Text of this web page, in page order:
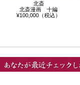
北斎
北斎漫画 十編
¥100,000（税込）